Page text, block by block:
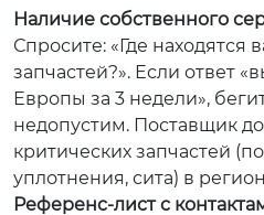
Наличие собственного
Спросите: «Где
запчастей?». Если ответ
Европы за 3 недели»,
недопустим. Поставщик
критических запчастей
уплотнения, сита) в
Референс-лист с